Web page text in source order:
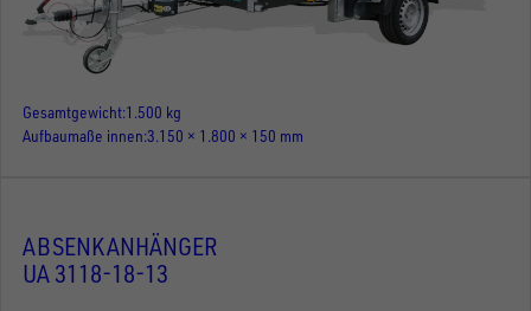
Gesamtgewicht 1.500 kg
Aufbaumaße innen 3.150 × 1.800 × 150 mm
ABSENKANHÄNGER
UA 3118-18-13